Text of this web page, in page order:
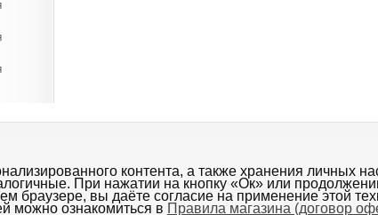
контента, а также хранения личных
При нажатии на кнопку «Oк» или
браузере, вы даёте согласие на применение этой
можно ознакомиться в Правила магазина (договор
Правила магазина (договор оферты) Размеры Проверка